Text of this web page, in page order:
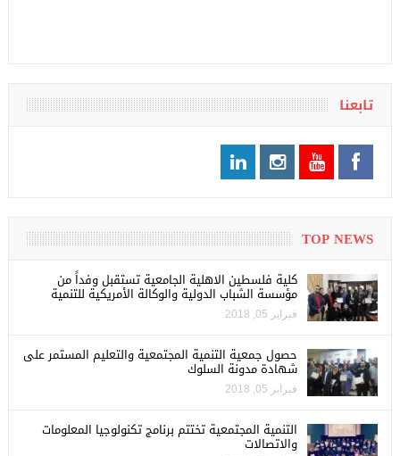
تابعنا
TOP NEWS
كلية فلسطين الاهلية الجامعية تستقبل وفداً من
مؤسسة الشباب الدولية والوكالة الأمريكية للتنمية
فبراير 05, 2018
حصول جمعية التنمية المجتمعية والتعليم المستمر على
شهادة مدونة السلوك
فبراير 05, 2018
التنمية المجتمعية تختتم برنامج تكنولوجيا المعلومات
والاتصالات